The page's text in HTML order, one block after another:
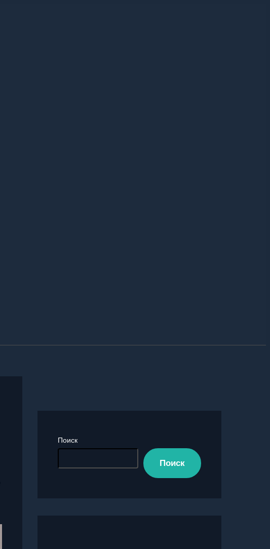
Поиск
Поиск